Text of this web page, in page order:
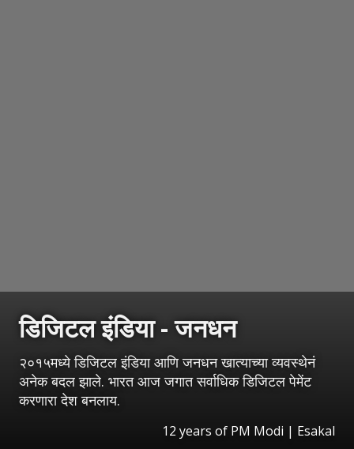
डिजिटल इंडिया - जनधन
२०१५मध्ये डिजिटल इंडिया आणि जनधन खात्याच्या व्यवस्थेनं
अनेक बदल झाले. भारत आज जगात सर्वाधिक डिजिटल पेमेंट
करणारा देश बनलाय.
12 years of PM Modi | Esakal